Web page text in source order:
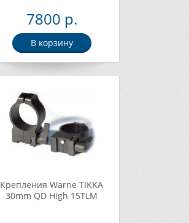
7800 р.
В корзину
Крепления Warne TIKKA
30mm QD High 15TLM